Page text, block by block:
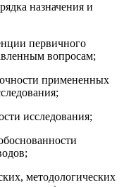
назначения и
первичного
вопросам;
примененных
;
исследования;
методологических